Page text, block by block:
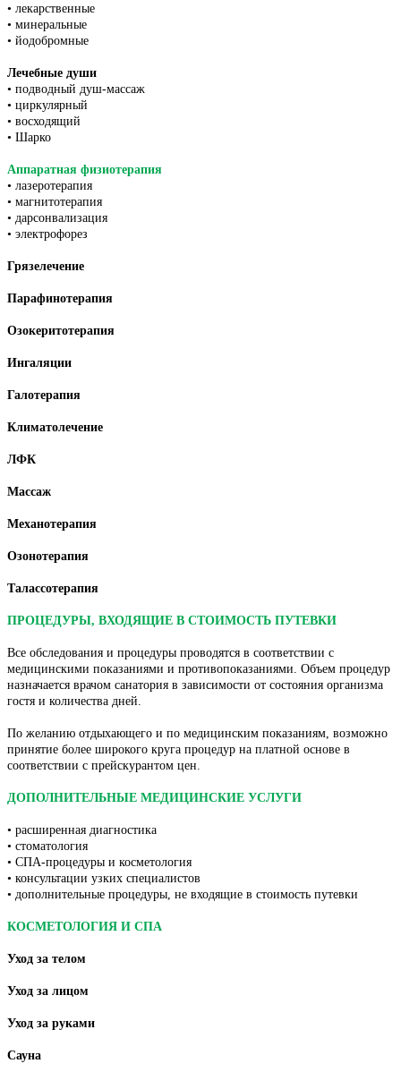
• лекарственные
• минеральные
• йодобромные
Лечебные души
• подводный душ-массаж
• циркулярный
• восходящий
• Шарко
Аппаратная физиотерапия
• лазеротерапия
• магнитотерапия
• дарсонвализация
• электрофорез
Грязелечение
Парафинотерапия
Озокеритотерапия
Ингаляции
Галотерапия
Климатолечение
ЛФК
Массаж
Механотерапия
Озонотерапия
Талассотерапия
ПРОЦЕДУРЫ, ВХОДЯЩИЕ В СТОИМОСТЬ ПУТЕВКИ
Все обследования и процедуры проводятся в соответствии с
медицинскими показаниями и противопоказаниями. Объем процедур
назначается врачом санатория в зависимости от состояния организма
гостя и количества дней.
По желанию отдыхающего и по медицинским показаниям, возможно
принятие более широкого круга процедур на платной основе в
соответствии с прейскурантом цен.
ДОПОЛНИТЕЛЬНЫЕ МЕДИЦИНСКИЕ УСЛУГИ
• расширенная диагностика
• стоматология
• СПА-процедуры и косметология
• консультации узких специалистов
• дополнительные процедуры, не входящие в стоимость путевки
КОСМЕТОЛОГИЯ И СПА
Уход за телом
Уход за лицом
Уход за руками
Сауна